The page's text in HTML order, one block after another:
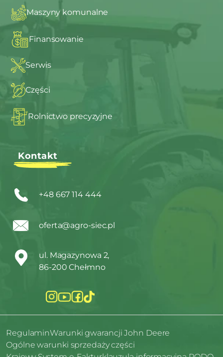
Maszyny komunalne
Finansowanie
Serwis
Części
Rolnictwo precyzyjne
Kontakt
+48 667 114 444
oferta@agro-siec.pl
ul. Magazynowa 2,
86-200 Chełmno
RegulaminWarunki gwarancji John Deere
Ogólne warunki sprzedaży części